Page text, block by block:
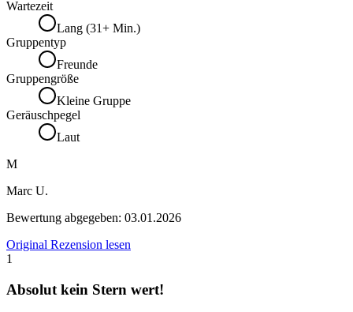
Wartezeit
Lang (31+ Min.)
Gruppentyp
Freunde
Gruppengröße
Kleine Gruppe
Geräuschpegel
Laut
M
Marc U.
Bewertung abgegeben: 03.01.2026
Original Rezension lesen
1
Absolut kein Stern wert!